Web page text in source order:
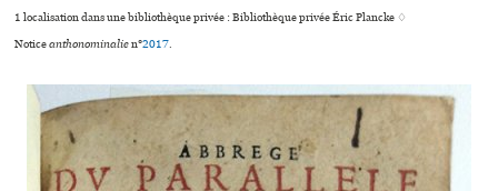
1 localisation dans une bibliothèque privée : Bibliothèque privée Éric Plancke ♢
Noticeanthonominalien°2017.